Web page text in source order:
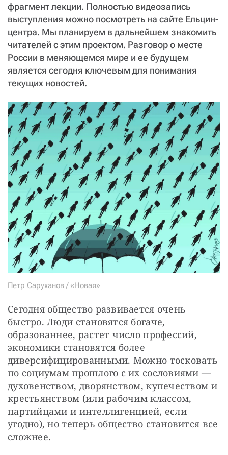
фрагмент лекции. Полностью видеозапись
выступления можно посмотреть на сайте Ельцин-
центра. Мы планируем в дальнейшем знакомить
читателей с этим проектом. Разговор о месте
России в меняющемся мире и ее будущем
является сегодня ключевым для понимания
текущих новостей.
Петр Саруханов / «Новая»
Сегодня общество развивается очень
быстро. Люди становятся богаче,
образованнее, растет число профессий,
экономики становятся более
диверсифицированными. Можно тосковать
по социумам прошлого с их сословиями —
духовенством, дворянством, купечеством и
крестьянством (или рабочим классом,
партийцами и интеллигенцией, если
угодно), но теперь общество становится все
сложнее.